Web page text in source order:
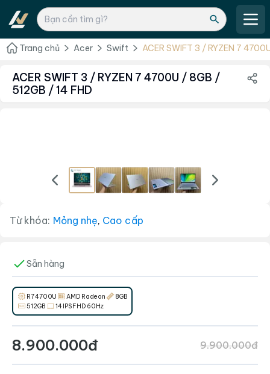
Trang chủ Acer Swift ACER SWIFT 3 / RYZEN 7
ACER SWIFT 3 / RYZEN 7 4700U / 8GB /
512GB / 14 FHD
Từ khóa: Mỏng nhẹ, Cao cấp
Sẵn hàng
R7 4700U AMD Radeon
8GB
512GB
14 IPS FHD 60Hz
8.900.000đ 9.900.000đ